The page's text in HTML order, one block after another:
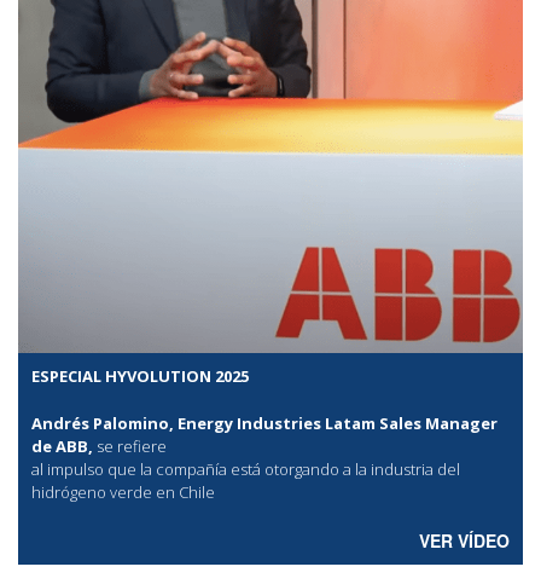
ESPECIAL HYVOLUTION 2025
Andrés Palomino, Energy Industries Latam Sales Manager
de ABB, se refiere
al impulso que la compañía está otorgando a la industria del
hidrógeno verde en Chile
VER VÍDEO